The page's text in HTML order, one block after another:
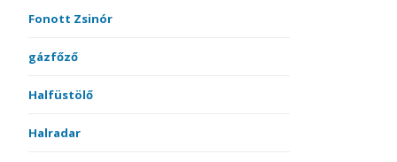
Fonott Zsinór
gázfőző
Halfüstölő
Halradar